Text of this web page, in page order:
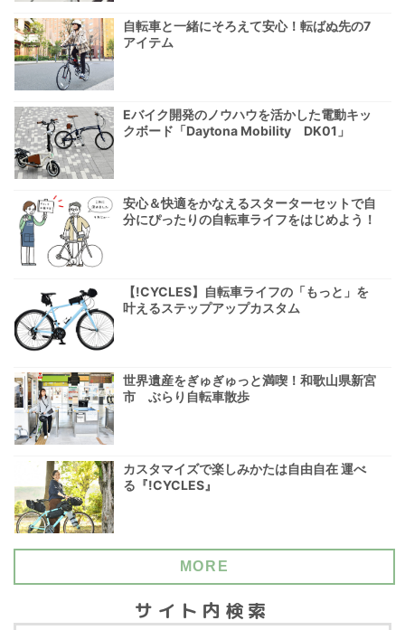
自転車と一緒にそろえて安心！転ばぬ先の7
アイテム
Eバイク開発のノウハウを活かした電動キッ
クボード「Daytona Mobility DK01」
安心＆快適をかなえるスターターセットで自
分にぴったりの自転車ライフをはじめよう！
【!CYCLES】自転車ライフの「もっと」を
叶えるステップアップカスタム
世界遺産をぎゅぎゅっと満喫！和歌山県新宮
市 ぶらり自転車散歩
カスタマイズで楽しみかたは自由自在 運べ
る『!CYCLES』
MORE
サイト内検索